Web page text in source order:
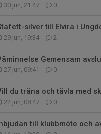
30 jun, 21:47 0
silver till Elvira i
29 jun, 19:34 2
Gemensam
27 jun, 09:41 0
du träna och tävla med
22 jun, 08:47 0
till klubbmöte och